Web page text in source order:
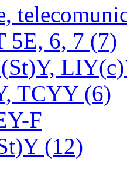
5E, 6, 7 (7)
TCYY(6)
F
(12)